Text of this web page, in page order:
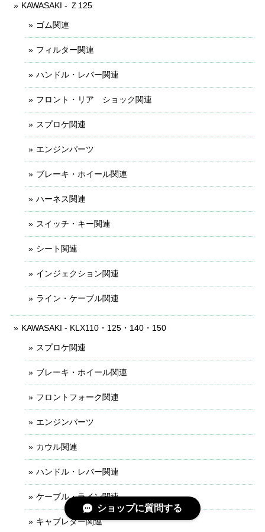
KAWASAKI - Ｚ125
ゴム関連
フィルター関連
ハンドル・レバー関連
フロント・リア ショック関連
スプロケ関連
エンジンパーツ
ブレーキ・ホイール関連
ハーネス関連
スイッチ・キー関連
シート関連
インジェクション関連
ライン・ケーブル関連
KAWASAKI - KLX110・125・140・150
スプロケ関連
ブレーキ・ホイール関連
フロントフォーク関連
エンジンパーツ
カウル関連
ハンドル・レバー関連
ケーブル・ライン関連
キャブレター関連
ショップに質問する